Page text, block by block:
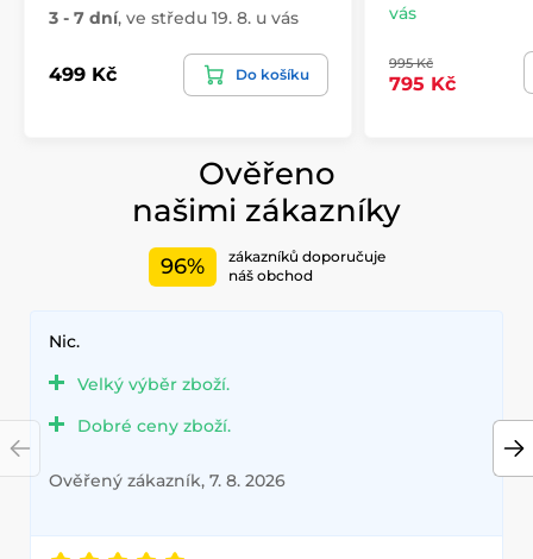
3 - 7 dní, ve středu 19. 8. u vás
499 Kč Do košíku
vás
995 Kč
795 Kč
Ověřeno
našimi zákazníky
96%
zákazníků doporučuje
náš obchod
Nic.
Velký výběr zboží.
Dobré ceny zboží.
Ověřený zákazník, 7. 8. 2026